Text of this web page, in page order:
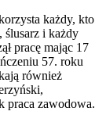
każdy, kto
ślusarz i każdy
pracę mając 17
57. roku
również
praca zawodowa.